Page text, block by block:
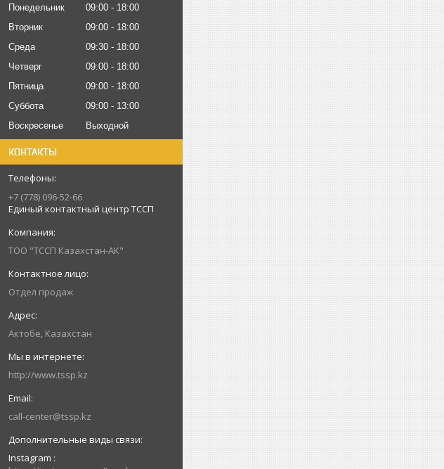
Понедельник 09:00
18:00
Вторник
09:00
18:00
Среда
09:30
18:00
Четверг
09:00
18:00
Пятница
09:00
18:00
Суббота
09:00
13:00
Воскресенье
Выходной
КОНТАКТЫ
+7 (778) 096-52-66
Единый контактный центр ТССП
ТОО "ТССП Казахстан-АК"
Отдел продаж
Актобе, Казахстан
http://www.tssp.kz
call-center@tssp.kz
Instagram